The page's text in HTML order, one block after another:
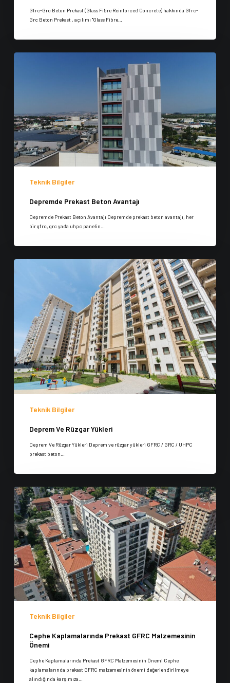
Gfrc-Grc Beton Prekast (Glass Fibre Reinforced Concrete) hakkında Gfrc-
Grc Beton Prekast , açılımı "Glass Fibre…
Teknik Bilgiler
Depremde Prekast Beton Avantajı
Depremde Prekast Beton Avantajı Depremde prekast beton avantajı, her
bir gfrc, grc yada uhpc panelin…
Teknik Bilgiler
Deprem Ve Rüzgar Yükleri
Deprem Ve Rüzgar Yükleri Deprem ve rüzgar yükleri GFRC / GRC / UHPC
prekast beton…
Teknik Bilgiler
Cephe Kaplamalarında Prekast GFRC Malzemesinin
Önemi
Cephe Kaplamalarında Prekast GFRC Malzemesinin Önemi Cephe
kaplamalarında prekast GFRC malzemesinin önemi değerlendirilmeye
alındığında karşımıza…